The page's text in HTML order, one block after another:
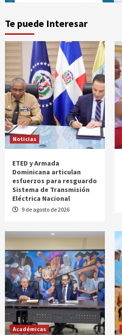
Te puede Interesar
Noticias
ETED y Armada
Dominicana articulan
esfuerzos para resguardo
Sistema de Transmisión
Eléctrica Nacional
9 de agosto de 2026
Académicas